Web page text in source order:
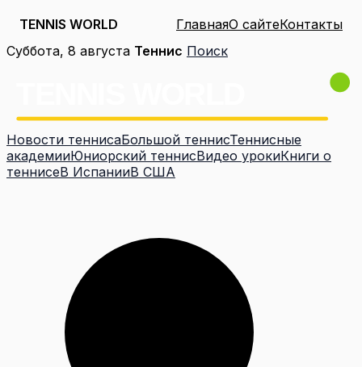
TENNIS WORLD ГлавнаяО сайтеКонтакты
Перейти
Суббота, 8 августа Теннис Поиск
Новости теннисаБольшой теннисТеннисные
академииЮниорский теннисВидео урокиКниги о
теннисеВ ИспанииВ США